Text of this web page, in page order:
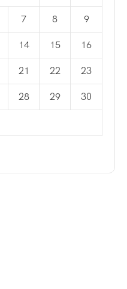
7 8 9
14 15 16
21 22 23
28 29 30